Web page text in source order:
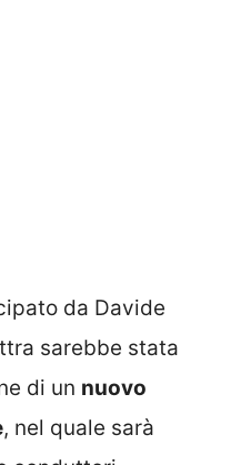
da Davide
sarebbe stata
di un nuovo
, nel quale sarà